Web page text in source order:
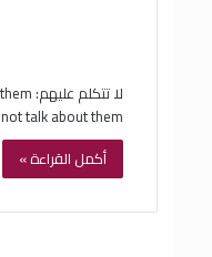
not talk about them موقع قاموس المعاني على…
أكمل القراءة »